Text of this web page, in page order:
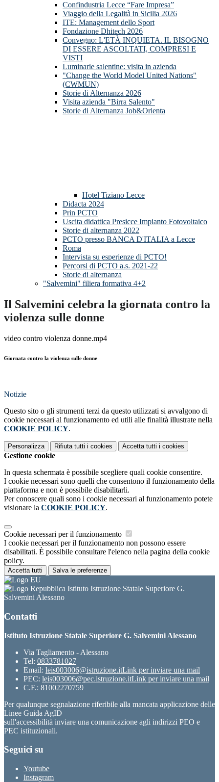
Confindustria Lecce “Fare Impresa”
Viaggio della Legalità in Sicilia 2026
ITE: Management dello Sport
Fondazione Dhitech 2026
Convegno: L'ETÀ INQUIETA. IL BISOGNO
DI ESSERE ASCOLTATI, COMPRESI E
VISTI
Luminarie salentine: visita in azienda
"Change the World Model United Nations"
(CWMUN)
Storie di Alternanza 2026
Visita azienda "Birra Salento"
Storie di Alternanza Job&Orienta
Hotel Tiziano Lecce
Didacta 2024
Prin PCTO
Uscita didattica Presicce Impianto Fotovoltaico
Storie di alternanza 2022
PCTO presso BANCA D'ITALIA a Lecce
Roma
Intervista su esperienze di PCTO!
Percorsi di PCTO a.s. 2021-22
Storie di alternanza
"Salvemini" filiera formativa 4+2
Il Salvemini celebra la giornata contro la
violenza sulle donne
video contro violenza donne.mp4
Giornata contro la violenza sulle donne
Notizie
Questo sito o gli strumenti terzi da questo utilizzati si avvalgono di
cookie necessari al funzionamento ed utili alle finalità illustrate nella
COOKIE POLICY.
Personalizza Rifiuta tutti i cookies Accetta tutti i cookies
Gestione cookie
In questa schermata è possibile scegliere quali cookie consentire.
I cookie necessari sono quelli che consentono il funzionamento della
piattaforma e non è possibile disabilitarli.
Per conoscere quali sono i cookie necessari al funzionamento potete
visionare la COOKIE POLICY.
Cookie necessari per il funzionamento
I cookie necessari per il funzionamento non possono essere
disabilitati. È possibile consultare l'elenco nella pagina della cookie
policy.
Accetta tutti Salva le preferenze
Istituto Istruzione Statale Superiore G.
Salvemini Alessano
Contatti
Istituto Istruzione Statale Superiore G. Salvemini Alessano
Via Tagliamento - Alessano
Tel: 0833781027
Email: leis003006@istruzione.itLink per inviare una mail
PEC: leis003006@pec.istruzione.itLink per inviare una mail
C.F.: 81002270759
Per qualunque segnalazione riferibile alla mancata applicazione delle
Linee Guida AgID
sull'accessibilità inviare una comunicazione agli indirizzi PEO e
PEC istituzionali.
Seguici su
Youtube
Instagram